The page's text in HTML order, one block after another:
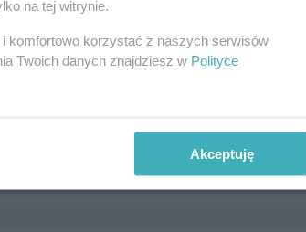
na tej witrynie.
komfortowo korzystać z naszych serwisów
Twoich danych znajdziesz w Polityce
Akceptuję